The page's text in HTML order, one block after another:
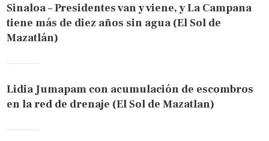
Sinaloa – Presidentes van y viene, y La Campana
tiene más de diez años sin agua (El Sol de
Mazatlán)
Lidia Jumapam con acumulación de escombros
en la red de drenaje (El Sol de Mazatlan)